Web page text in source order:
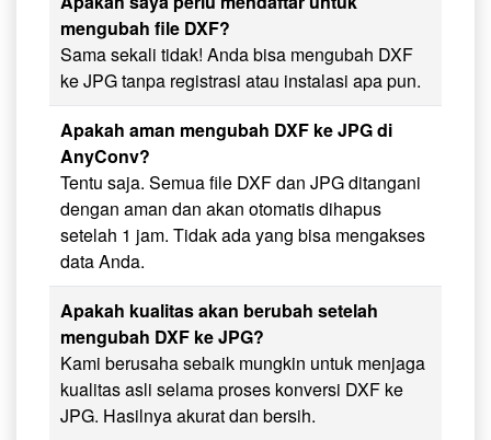
mengubah file DXF?
Sama sekali tidak! Anda bisa mengubah DXF
ke JPG tanpa registrasi atau instalasi apa pun.
Apakah aman mengubah DXF ke JPG di
AnyConv?
Tentu saja. Semua file DXF dan JPG ditangani
dengan aman dan akan otomatis dihapus
setelah 1 jam. Tidak ada yang bisa mengakses
data Anda.
Apakah kualitas akan berubah setelah
mengubah DXF ke JPG?
Kami berusaha sebaik mungkin untuk menjaga
kualitas asli selama proses konversi DXF ke
JPG. Hasilnya akurat dan bersih.